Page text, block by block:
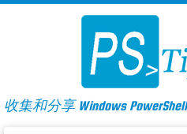
Skip
收集和分享 Windows